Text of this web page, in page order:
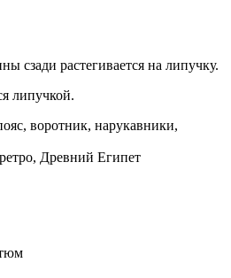
сзади растегивается на липучку.
липучкой.
воротник, нарукавники,
Древний Египет